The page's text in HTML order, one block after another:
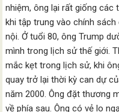
nhiệm, ông lại rất giống các
khi tập trung vào chính
nội. Ở tuổi 80, ông Trump
mình trong lịch sử thế giới.
mắc kẹt trong lịch sử, khi
quay trở lại thời kỳ can dự
năm 2000. Ông đặt thương
về phía sau. Ông có vẻ lo